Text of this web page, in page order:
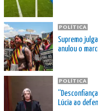
POLÍTICA
Supremo
anulou o
POLÍTICA
Lúcia ao